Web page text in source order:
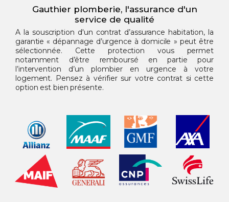
Gauthier plomberie, l'assurance d'un
service de qualité
A la souscription d'un contrat d’assurance habitation, la
garantie « dépannage d’urgence à domicile » peut être
sélectionnée. Cette protection vous permet
notamment d’être remboursé en partie pour
l’intervention d’un plombier en urgence à votre
logement. Pensez à vérifier sur votre contrat si cette
option est bien présente.